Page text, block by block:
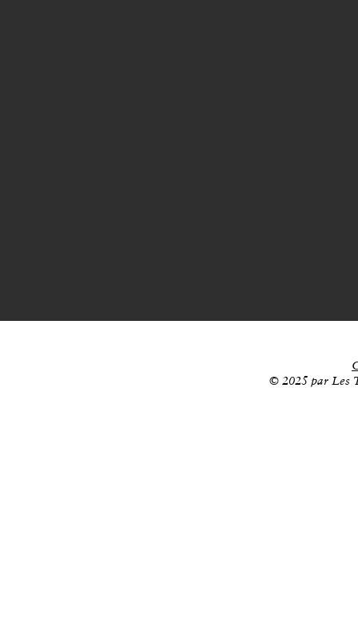
© 2025 par Les